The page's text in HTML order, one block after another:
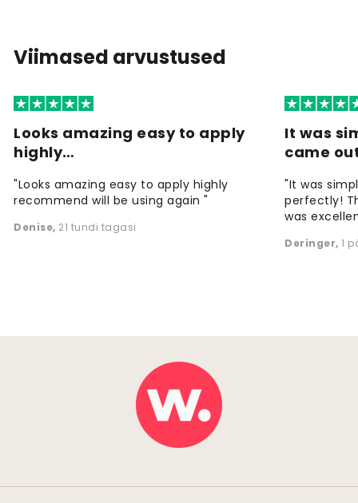
Viimased arvustused
Looks amazing easy to apply
highly…
"Looks amazing easy to apply highly
recommend will be using again "
Denise, 21 tundi tagasi
It was
came
"It was
perfectly!
was
Deringer, 1